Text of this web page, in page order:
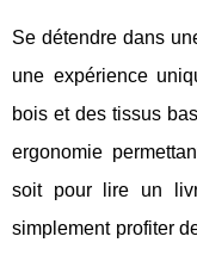
Se détendre dans
une expérience
bois et des tissus
ergonomie
soit pour lire un
simplement profiter